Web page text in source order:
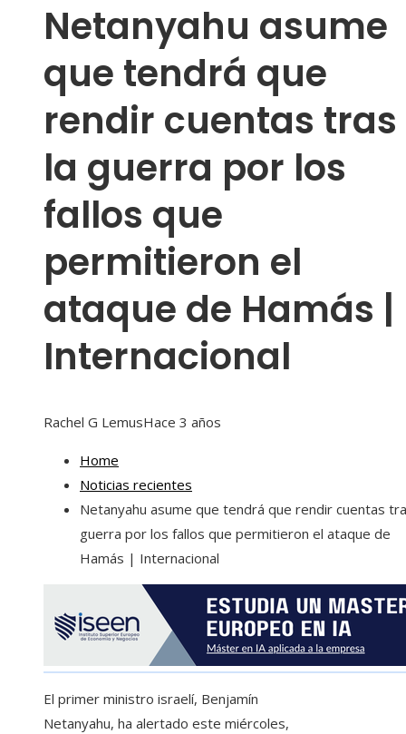
Netanyahu asume
que tendrá que
rendir cuentas tras
la guerra por los
fallos que
permitieron el
ataque de Hamás |
Internacional
Rachel G LemusHace 3 años
Home
Noticias recientes
Netanyahu asume que tendrá que rendir cuentas
guerra por los fallos que permitieron el ataque de
Hamás | Internacional
El primer ministro israelí, Benjamín
Netanyahu, ha alertado este miércoles,